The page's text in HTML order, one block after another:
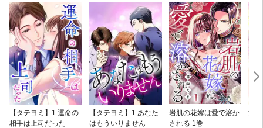
【タテヨミ】1.運命の
相手は上司だった
【タテヨミ】1.あなた
はもういりません
岩肌の花嫁は愛で溶か
される 1巻
愛